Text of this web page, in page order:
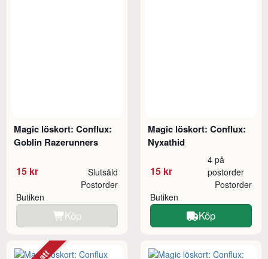
Magic löskort: Conflux:
Goblin Razerunners
15 kr Slutsåld
Butiken
Postorder
Köp
Magic löskort: Conflux:
Nyxathid
15 kr
4 på
postorder
Butiken
Postorder
Köp